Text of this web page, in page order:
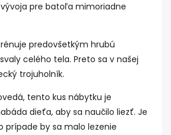
pre batoľa mimoriadne
predovšetkým hrubú
celého tela. Preto sa v našej
trojuholník.
tento kus nábytku je
dieťa, aby sa naučilo liezť. Je
prípade by sa malo lezenie